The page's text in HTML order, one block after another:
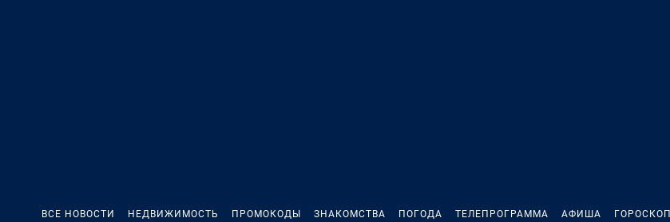
ВСЕ НОВОСТИ НЕДВИЖИМОСТЬ ПРОМОКОДЫ ЗНАКОМСТВА ПОГОДА ТЕЛЕПРОГРАММА АФИША ГОРОСКОП